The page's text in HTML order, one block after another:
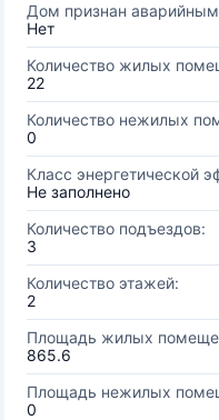
Дом признан
Нет
Количество жилых
22
Количество нежилых
0
Класс энергетической
Не заполнено
Количество подъездов:
3
Количество этажей:
2
Площадь жилых
865.6
Площадь нежилых
0